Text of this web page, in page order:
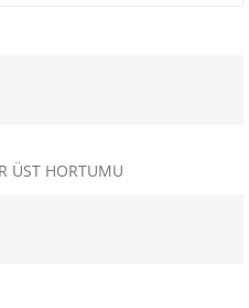
ÜST HORTUMU